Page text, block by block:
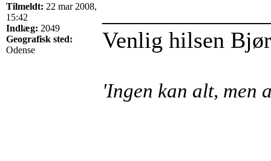
Tilmeldt: 22 mar 2008,
15:42
Indlæg: 2049
Geografisk sted:
Odense
Venlig hilsen
'Ingen kan alt, men